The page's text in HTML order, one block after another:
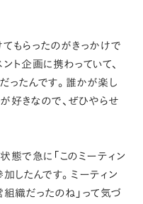
もらったのがきっかけで
ト企画に携わっていて、
ったんです。誰かが楽し
好きなので、ぜひやらせ
態で急に「このミーティン
したんです。ミーティン
組織だったのね」って気づ